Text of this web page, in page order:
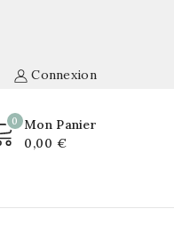
Connexion
0
Mon Panier
0,00 €